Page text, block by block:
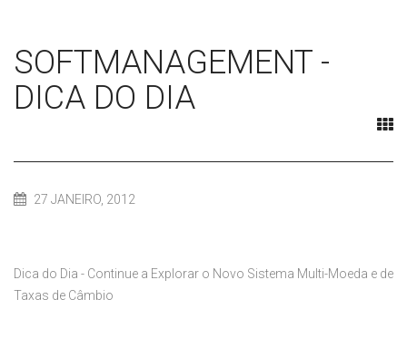
SOFTMANAGEMENT -
DICA DO DIA
27 JANEIRO, 2012
Dica do Dia - Continue a Explorar o Novo Sistema Multi-Moeda e de
Taxas de Câmbio